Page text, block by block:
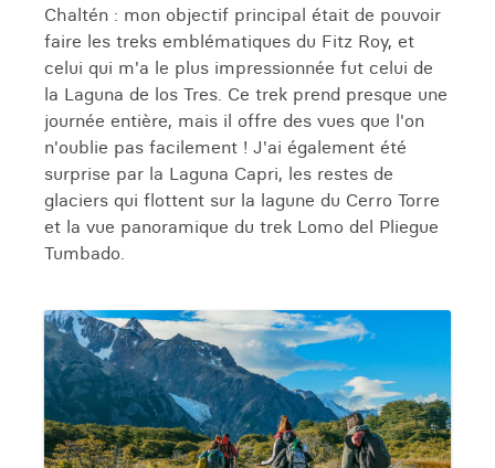
Chaltén : mon objectif principal était de pouvoir
faire les treks emblématiques du Fitz Roy, et
celui qui m'a le plus impressionnée fut celui de
la Laguna de los Tres. Ce trek prend presque une
journée entière, mais il offre des vues que l'on
n'oublie pas facilement ! J'ai également été
surprise par la Laguna Capri, les restes de
glaciers qui flottent sur la lagune du Cerro Torre
et la vue panoramique du trek Lomo del Pliegue
Tumbado.